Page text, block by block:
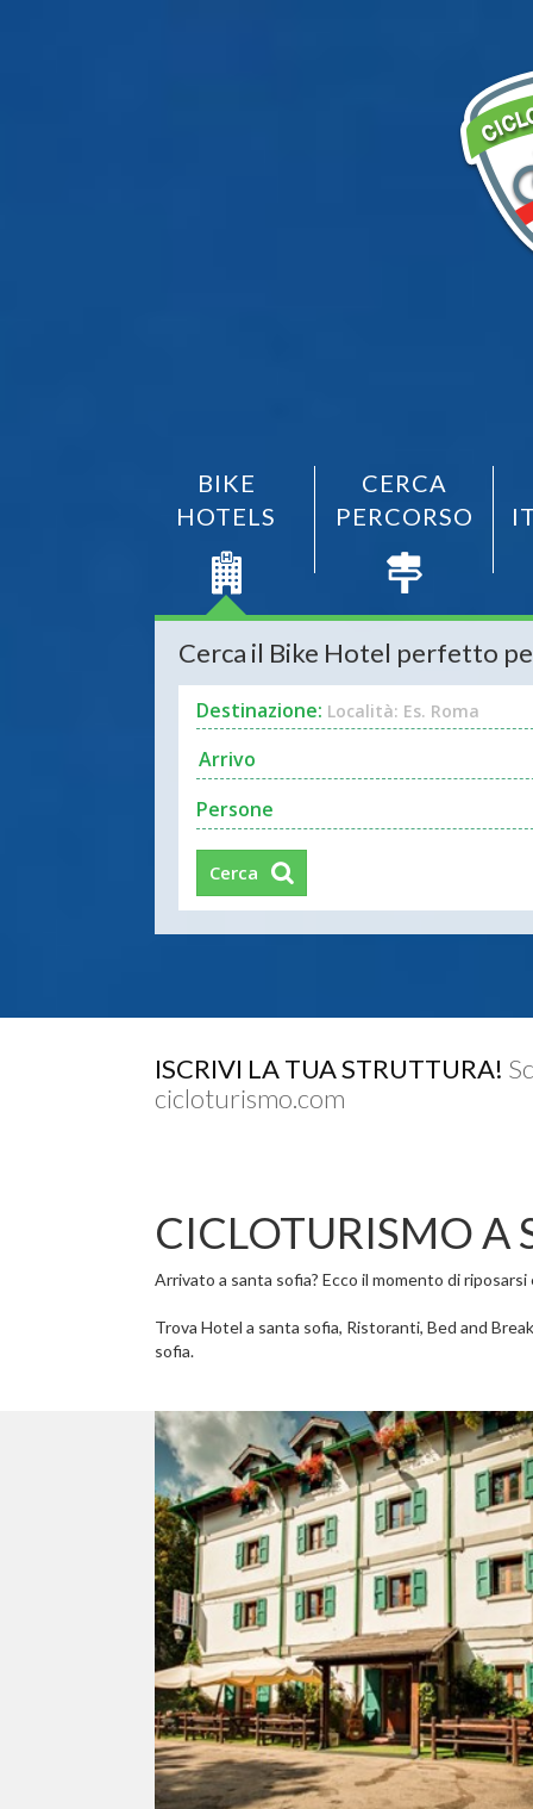
BIKE
HOTELS
CERCA
PERCORSO
Cerca il Bike Hotel perfetto
Destinazione: Località: Es. Roma
Persone
Cerca
ISCRIVI LA TUA STRUTTURA!
cicloturismo.com
CICLOTURISMO A
Arrivato a santa sofia? Ecco il momento di
Trova Hotel a santa sofia, Ristoranti, Bed and
sofia.